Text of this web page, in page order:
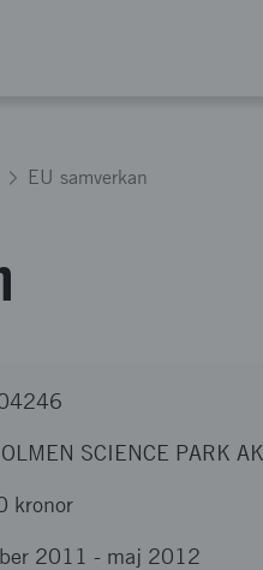
EU samverkan
SCIENCE PARK
kronor
2011 - maj 2012